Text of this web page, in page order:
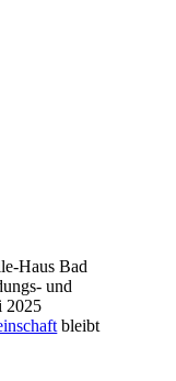
Haus Bad
und
2025
bleibt